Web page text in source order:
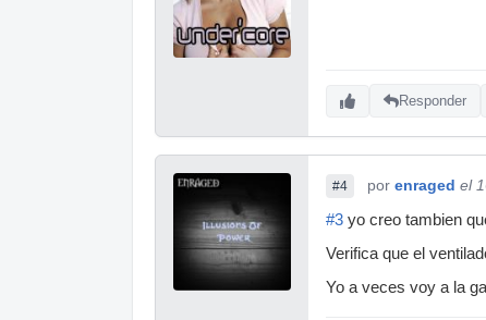
Responder
#4 por enraged el
#3 yo creo tambien
Verifica que el
Yo a veces voy a la